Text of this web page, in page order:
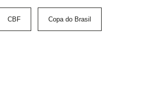
CBF Copa do Brasil